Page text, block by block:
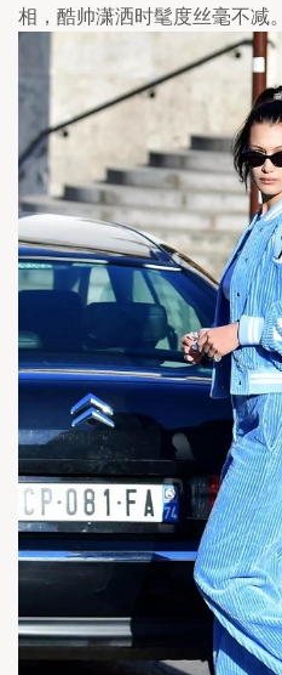
相，酷帅潇洒时髦度丝毫不减。